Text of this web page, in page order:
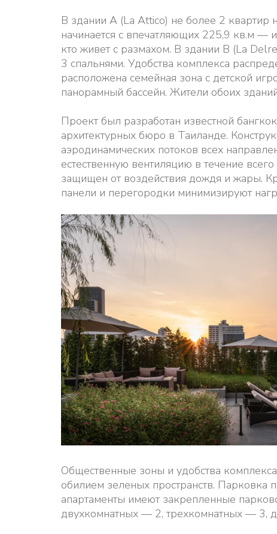
В здании А (La Attico) не более 2 квартир
начинается с впечатляющих 225,9 кв.м —
кто живет с размахом. В здании B (La
3 спальнями. Удобства комплекса
расположена семейная зона с детской
панорамный бассейн. Жители обоих
Проект был разработан известной
архитектурных бюро в Таиланде.
аэродинамических потоков всех
естественную вентиляцию в течение
защищен от воздействия дождя и жары.
панели и перегородки минимизируют
Общественные зоны и удобства
обилием зеленых пространств. Парковка
апартаменты имеют закрепленные
двухкомнатных — 2, трехкомнатных — 3,